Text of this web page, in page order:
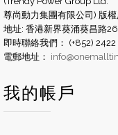
尊尚動力集團有限公司) 版
地址: 香港新界葵涌葵昌路
即時聯絡我們： (+852)
電郵地址：
我的帳戶